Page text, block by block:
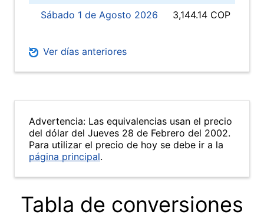
Sábado 1 de Agosto 2026 3,144.14 COP
Ver días anteriores
Advertencia: Las equivalencias usan el precio
del dólar del Jueves 28 de Febrero del 2002.
Para utilizar el precio de hoy se debe ir a la
página principal.
Tabla de conversiones